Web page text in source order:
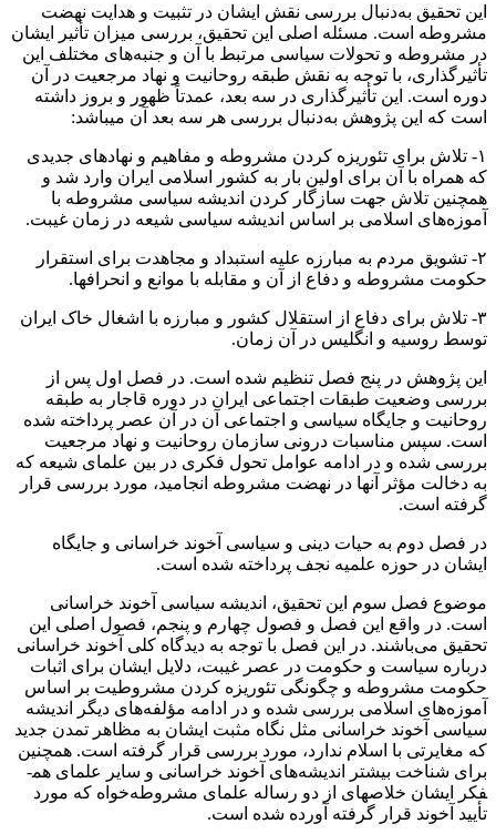
این تحقیق به‌دنبال بررسی نقش ایشان در تثبیت و هدایت نهضت
مشروطه است. مسئله اصلی این تحقیق، بررسی میزان تأثیر ایشان
در مشروطه و تحولات سیاسی مرتبط با آن و جنبه‌های مختلف این
تأثیرگذاری، با توجه به نقش طبقه روحانیت و نهاد مرجعیت در آن
دوره است. این تأثیرگذاری در سه بعد، عمدتاً ظهور و بروز داشته
است که این پژوهش به‌دنبال بررسی هر سه بعد آن می­باشد:
۱- تلاش برای تئوریزه کردن مشروطه و مفاهیم و نهادهای جدیدی
که همراه با آن برای اولین بار به کشور اسلامی ایران وارد شد و
همچنین تلاش جهت سازگار کردن اندیشه سیاسی مشروطه با
آموزه‌های اسلامی بر اساس اندیشه سیاسی شیعه در زمان غیبت.
۲- تشویق مردم به مبارزه علیه استبداد و مجاهدت برای استقرار
حکومت مشروطه و دفاع از آن و مقابله با موانع و انحراف­ها.
۳- تلاش برای دفاع از استقلال کشور و مبارزه با اشغال خاک ایران
توسط روسیه و انگلیس در آن زمان.
‌این پژوهش در پنج فصل تنظیم شده است. در فصل اول پس از
بررسی وضعیت طبقات اجتماعی ایران در دوره قاجار به طبقه
روحانیت و جایگاه سیاسی و اجتماعی آن در آن عصر پرداخته شده
است. سپس مناسبات درونی سازمان روحانیت و نهاد مرجعیت
بررسی شده و در ادامه عوامل تحول فکری در بین علمای شیعه که
به دخالت مؤثر آنها در نهضت مشروطه انجامید، مورد بررسی قرار
گرفته است.
در فصل دوم به حیات دینی و سیاسی آخوند خراسانی و جایگاه
ایشان در حوزه علمیه نجف پرداخته شده است.
موضوع فصل سوم این تحقیق، اندیشه سیاسی آخوند خراسانی
است. در واقع این فصل و فصول چهارم و پنجم، فصول اصلی این
تحقیق می‌باشند. در این فصل با توجه به دیدگاه کلی آخوند خراسانی
درباره سیاست و حکومت در عصر غیبت، دلایل ایشان برای اثبات
حکومت مشروطه و چگونگی تئوریزه کردن مشروطیت بر اساس
آموزه‌های اسلامی بررسی شده و در ادامه مؤلفه‌های دیگر اندیشه
سیاسی آخوند خراسانی مثل نگاه مثبت ایشان به مظاهر تمدن جدید
که مغایرتی با اسلام ندارد، مورد بررسی قرار گرفته است. همچنین
برای شناخت بیشتر اندیشه‌های آخوند خراسانی و سایر علمای هم­
فکر ایشان خلاصه­ای از دو رساله علمای مشروطه‌خواه که مورد
تأیید آخوند قرار گرفته آورده شده است.